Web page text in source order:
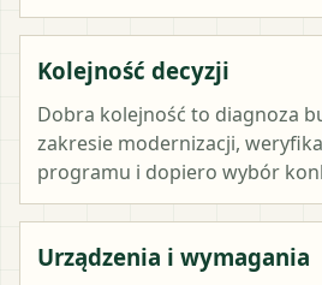
Kolejność decyzji
Dobra kolejność to diagnoza
zakresie modernizacji,
programu i dopiero wybór
Urządzenia i wymagania